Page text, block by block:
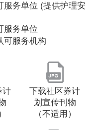
服务单位 (提供护理安
服务单位
可服务机构
计
下载社区券计
划宣传刊物
（不适用）